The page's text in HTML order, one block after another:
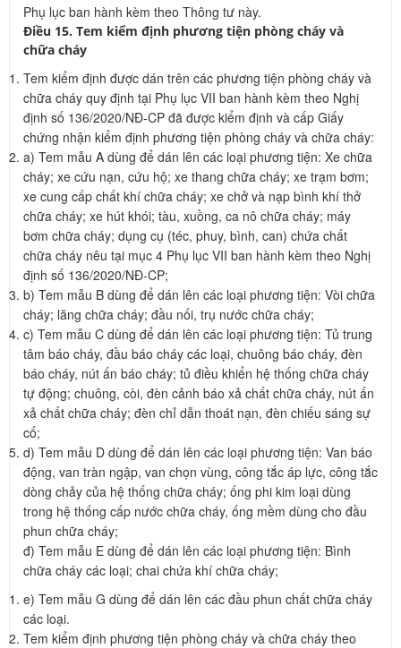
Phụ lục ban hành kèm theo Thông tư này.
Điều 15. Tem kiểm định phương tiện phòng cháy và
chữa cháy
Tem kiểm định được dán trên các phương tiện phòng cháy và
chữa cháy quy định tại Phụ lục VII ban hành kèm theo Nghị
định số 136/2020/NĐ-CP đã được kiểm định và cấp Giấy
chứng nhận kiểm định phương tiện phòng cháy và chữa cháy:
a) Tem mẫu A dùng để dán lên các loại phương tiện: Xe chữa
cháy; xe cứu nạn, cứu hộ; xe thang chữa cháy; xe trạm bơm;
xe cung cấp chất khí chữa cháy; xe chở và nạp bình khí thở
chữa cháy; xe hút khói; tàu, xuồng, ca nô chữa cháy; máy
bơm chữa cháy; dụng cụ (téc, phuy, bình, can) chứa chất
chữa cháy nêu tại mục 4 Phụ lục VII ban hành kèm theo Nghị
định số 136/2020/NĐ-CP;
b) Tem mẫu B dùng để dán lên các loại phương tiện: Vòi chữa
cháy; lăng chữa cháy; đầu nối, trụ nước chữa cháy;
c) Tem mẫu C dùng để dán lên các loại phương tiện: Tủ trung
tâm báo cháy, đầu báo cháy các loại, chuông báo cháy, đèn
báo cháy, nút ấn báo cháy; tủ điều khiển hệ thống chữa cháy
tự động; chuông, còi, đèn cảnh báo xả chất chữa cháy, nút ấn
xả chất chữa cháy; đèn chỉ dẫn thoát nạn, đèn chiếu sáng sự
cố;
d) Tem mẫu D dùng để dán lên các loại phương tiện: Van báo
động, van tràn ngập, van chọn vùng, công tắc áp lực, công tắc
dòng chảy của hệ thống chữa cháy; ống phi kim loại dùng
trong hệ thống cấp nước chữa cháy, ống mềm dùng cho đầu
phun chữa cháy;
đ) Tem mẫu E dùng để dán lên các loại phương tiện: Bình
chữa cháy các loại; chai chứa khí chữa cháy;
e) Tem mẫu G dùng để dán lên các đầu phun chất chữa cháy
các loại.
Tem kiểm định phương tiện phòng cháy và chữa cháy theo